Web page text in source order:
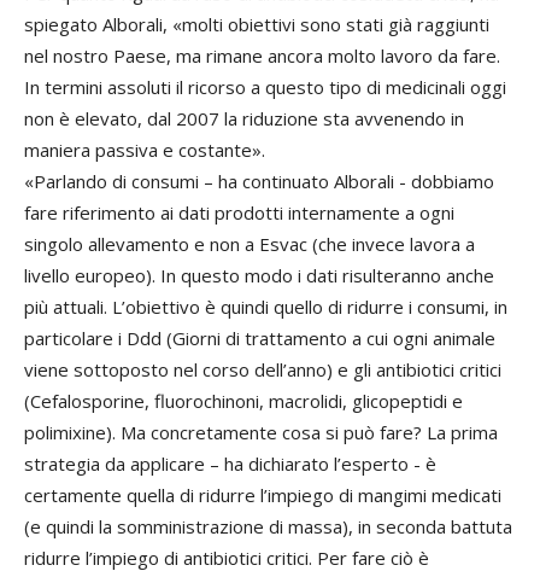
spiegato Alborali, «molti obiettivi sono stati già raggiunti
nel nostro Paese, ma rimane ancora molto lavoro da fare.
In termini assoluti il ricorso a questo tipo di medicinali oggi
non è elevato, dal 2007 la riduzione sta avvenendo in
maniera passiva e costante».
«Parlando di consumi – ha continuato Alborali - dobbiamo
fare riferimento ai dati prodotti internamente a ogni
singolo allevamento e non a Esvac (che invece lavora a
livello europeo). In questo modo i dati risulteranno anche
più attuali. L’obiettivo è quindi quello di ridurre i consumi, in
particolare i Ddd (Giorni di trattamento a cui ogni animale
viene sottoposto nel corso dell’anno) e gli antibiotici critici
(Cefalosporine, fluorochinoni, macrolidi, glicopeptidi e
polimixine). Ma concretamente cosa si può fare? La prima
strategia da applicare – ha dichiarato l’esperto - è
certamente quella di ridurre l’impiego di mangimi medicati
(e quindi la somministrazione di massa), in seconda battuta
ridurre l’impiego di antibiotici critici. Per fare ciò è